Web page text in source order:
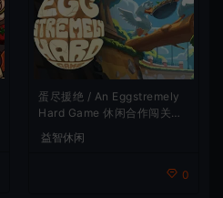
蛋尽援绝 / An Eggstremely
Hard Game 休闲合作闯关游
益智休闲
0